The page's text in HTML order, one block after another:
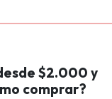
$2.000 y
comprar?